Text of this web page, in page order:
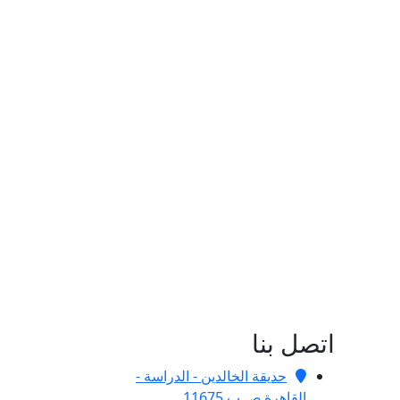
اتصل بنا
حديقة الخالدين - الدراسة -